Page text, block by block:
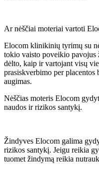
Ar nėščiai moteriai vartoti
Elocom klinikinių tyrimų su
tokio vaisto poveikio pavojus
dėlto, kaip ir vartojant visų
prasiskverbimo per placentos
augimas.
Nėščias moteris Elocom
naudos ir rizikos santykį.
Žindyves Elocom galima
rizikos santykį. Jeigu reikia
tuomet žindymą reikia